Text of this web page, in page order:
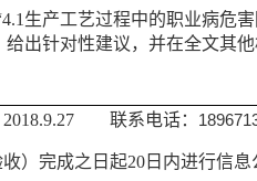
4.1生产工艺过程中的职业病危
给出针对性建议，并在全文其
联系电话：
）完成之日起20日内进行信息